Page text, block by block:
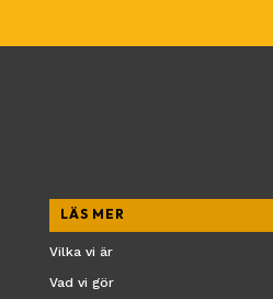
LÄS MER
Vilka vi är
Vad vi gör